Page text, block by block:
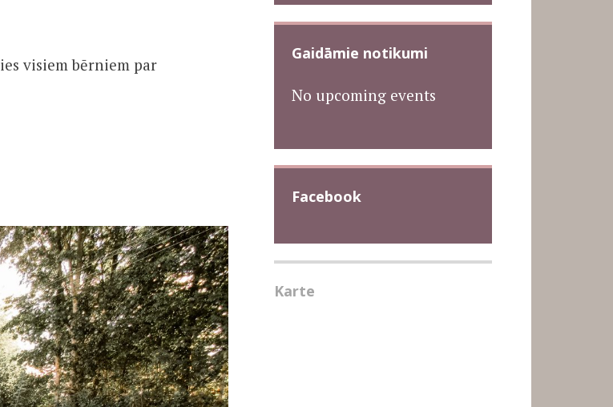
visiem bērniem par
Gaidāmie notikumi
No upcoming events
Facebook
Karte